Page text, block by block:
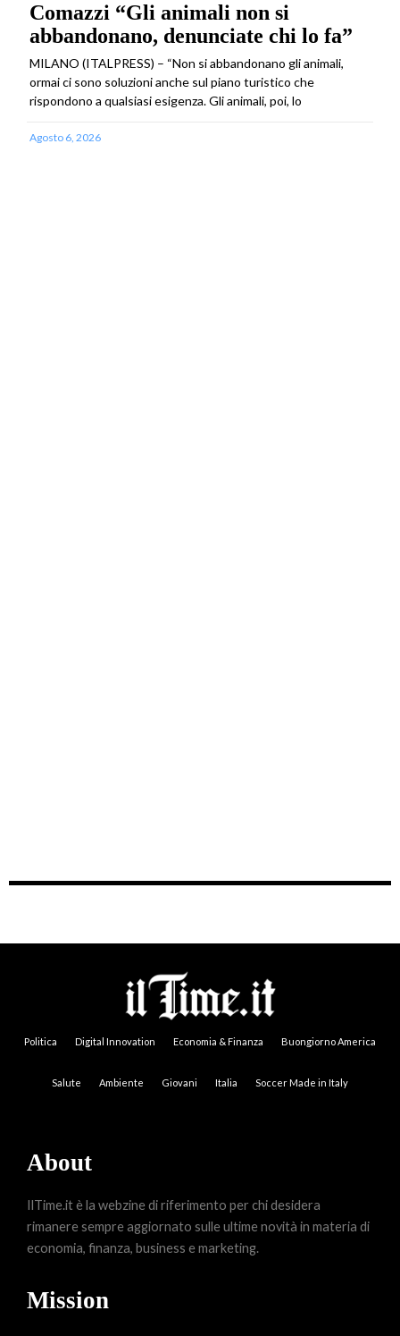
Comazzi “Gli animali non si
abbandonano, denunciate chi lo fa”
MILANO (ITALPRESS) – “Non si abbandonano gli animali,
ormai ci sono soluzioni anche sul piano turistico che
rispondono a qualsiasi esigenza. Gli animali, poi, lo
Agosto 6, 2026
Politica Digital Innovation Economia & Finanza Buongiorno America
Salute Ambiente Giovani Italia Soccer Made in Italy
About
IlTime.it è la webzine di riferimento per chi desidera
rimanere sempre aggiornato sulle ultime novità in materia di
economia, finanza, business e marketing.
Mission